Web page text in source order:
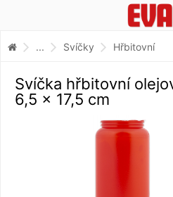
... Svíčky Hřbitovní
Svíčka hřbitovní
6,5 x 17,5 cm